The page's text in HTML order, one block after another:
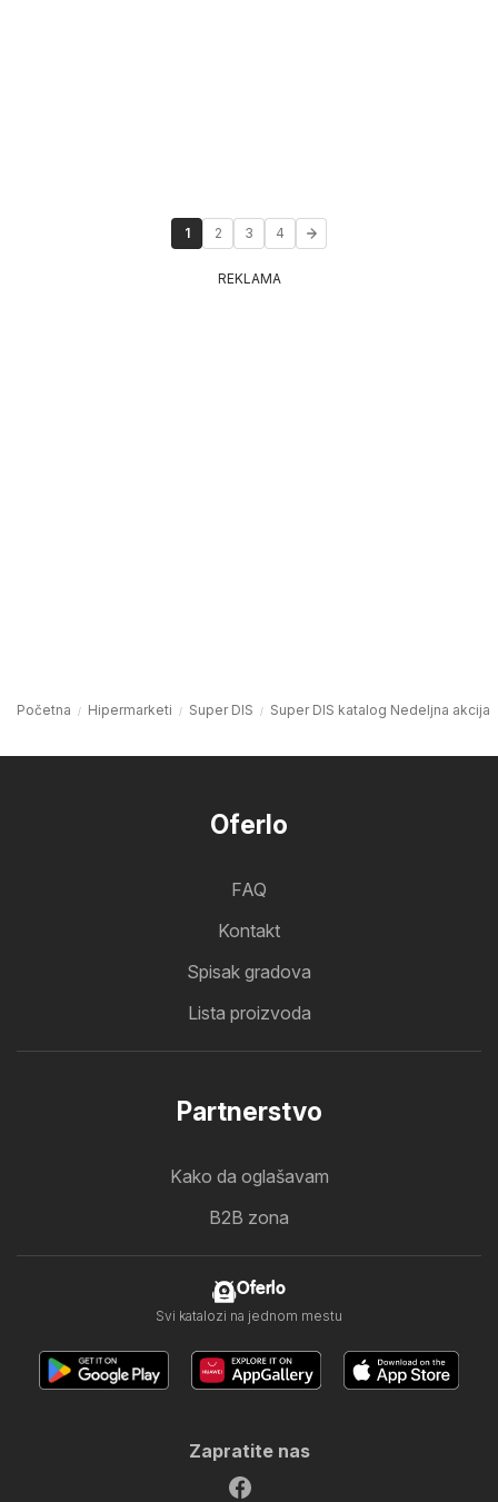
1 2 3 4
REKLAMA
Početna Hipermarketi Super DIS Super DIS katalog Nedeljna akcija
Oferlo
FAQ
Kontakt
Spisak gradova
Lista proizvoda
Partnerstvo
Kako da oglašavam
B2B zona
Oferlo
Svi katalozi na jednom mestu
Zapratite nas